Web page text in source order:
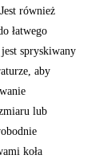
również
łatwego
spryskiwany
aby
lub
koła